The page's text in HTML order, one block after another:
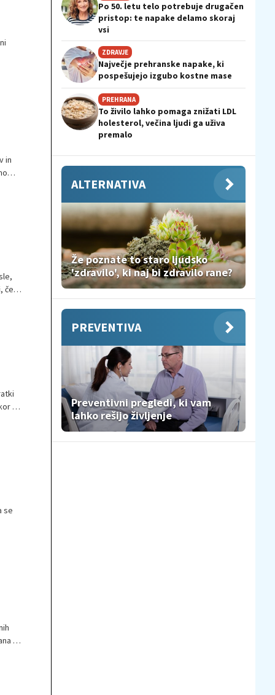
in
če
pa
se
in
Po 50. letu telo potrebuje drugačen
pristop: te napake delamo skoraj
vsi
ZDRAVJE
Največje prehranske napake, ki
pospešujejo izgubo kostne mase
PREHRANA
To živilo lahko pomaga znižati LDL
holesterol, večina ljudi ga uživa
premalo
ALTERNATIVA
Že poznate to staro ljudsko
'zdravilo', ki naj bi zdravilo rane?
PREVENTIVA
Preventivni pregledi, ki vam
lahko rešijo življenje